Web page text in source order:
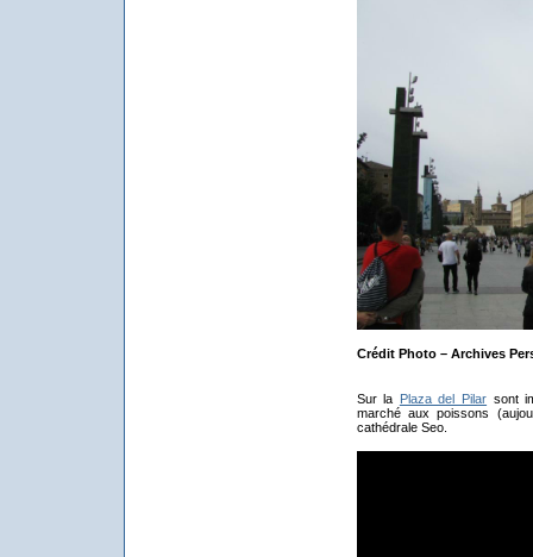
Crédit Photo – Archives
Sur la Plaza del Pilar sont
marché aux poissons
cathédrale Seo.